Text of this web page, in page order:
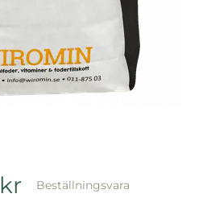
kr Beställningsvara